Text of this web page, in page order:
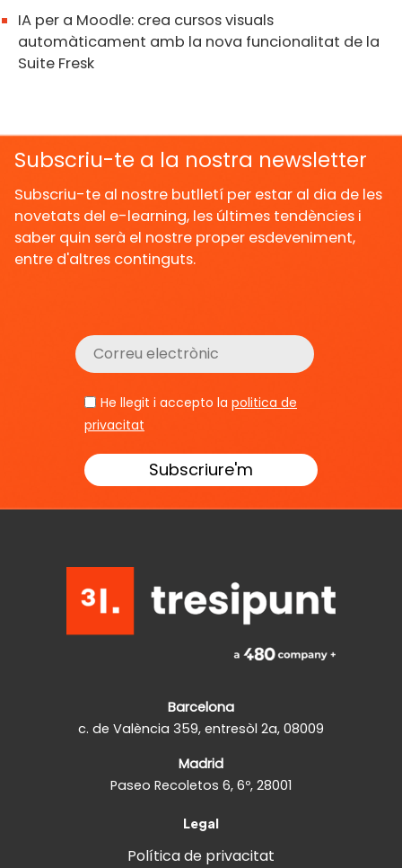
IA per a Moodle: crea cursos visuals
automàticament amb la nova funcionalitat de la
Suite Fresk
Subscriu-te a la nostra newsletter
Subscriu-te al nostre butlletí per estar al dia de les
novetats del e-learning, les últimes tendències i
saber quin serà el nostre proper esdeveniment,
entre d'altres continguts.
He llegit i accepto la politica de
privacitat
Barcelona
c. de València 359, entresòl 2a, 08009
Madrid
Paseo Recoletos 6, 6º, 28001
Legal
Política de privacitat